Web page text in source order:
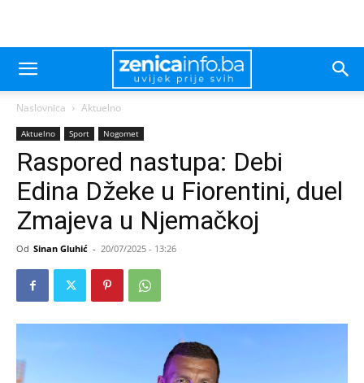
Naslovnica Aktuelno
Aktuelno Sport Nogomet
Raspored nastupa: Debi
Edina Džeke u Fiorentini, duel
Zmajeva u Njemačkoj
Od Sinan Gluhić - 20/07/2025 - 13:26